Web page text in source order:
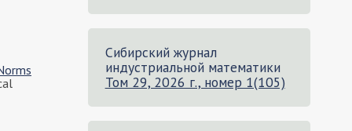
Сибирский журнал
индустриальной математики
Том 29, 2026 г., номер 1(105)